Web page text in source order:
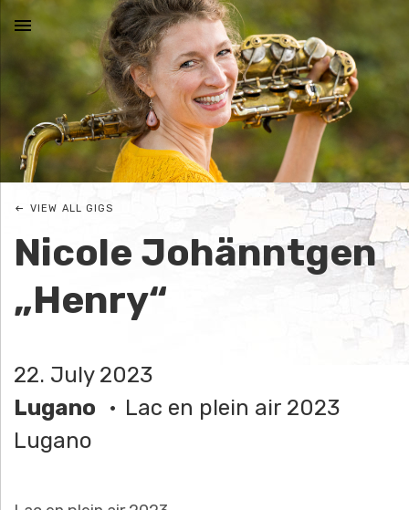
N
I
C
O
L
E
J
O
H
MENU
Nicole Johänntgen
„Henry“
22. July 2023
Lugano
Lac en plein air 2023
Lugano
VIEW ALL GIGS